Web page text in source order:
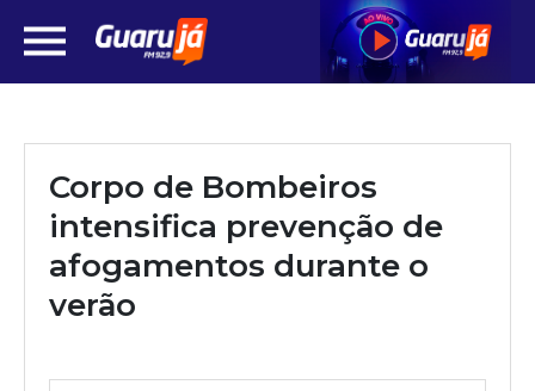
Corpo de Bombeiros
intensifica prevenção de
afogamentos durante o
verão